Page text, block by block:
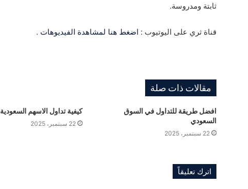
ثابتة ومدروسة.
قناة ثري على اليوتيوب : اضغط هنا لمشاهدة الفيديوهات .
مقالات ذات صلة
افضل طريقة للتداول في السوق
السعودي
22 سبتمبر، 2025
كيفية تداول الاسهم السعودية
22 سبتمبر، 2025
اترك تعليقاً